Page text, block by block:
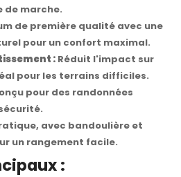
de marche.
de première qualité avec une
pour un confort maximal.
: Réduit l'impact sur
pour les terrains difficiles.
pour des randonnées
avec bandoulière et
un rangement facile.
: